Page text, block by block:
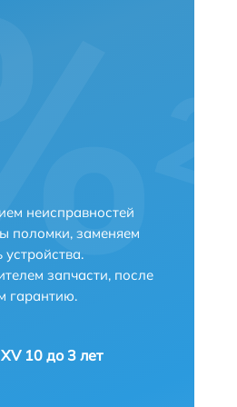
неисправностей
поломки, заменяем
запчасти, после
гарантию.
10 до 3 лет